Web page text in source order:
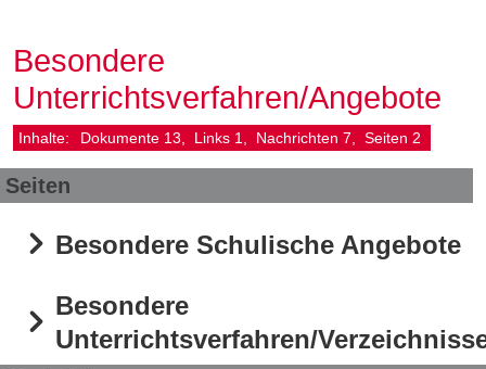
Besondere
Unterrichtsverfahren/Angebote
Inhalte: Dokumente 13 Links 1 Nachrichten 7 Seiten 2
Seiten
Besondere Schulische Angebote
Besondere
Unterrichtsverfahren/